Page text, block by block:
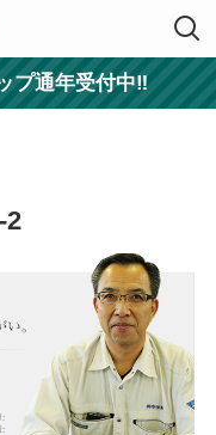
プ通年受付中‼
2